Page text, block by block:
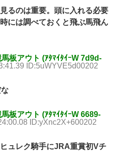
るのは重要。頭に入れる必要
には調べておくと飛ぶ馬飛ん
板アウト (ｱﾀﾏｲﾀｲｰW 7d9d-
ID:5uWYVE5d00202
板アウト (ｱﾀﾏｲﾀｲｰW 6689-
ID:yXnc2X+600202
ュレク騎手にJRA重賞初Vチ